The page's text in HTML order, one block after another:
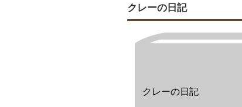
クレーの日記
クレーの日記